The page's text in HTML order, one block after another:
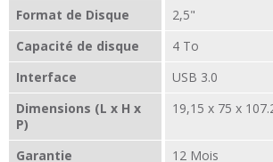
Format de Disque
2,5"
Capacité de disque
4 To
Interface
USB 3.0
Dimensions (L x H x
P)
19,15 x 75 x
Garantie 12 Mois